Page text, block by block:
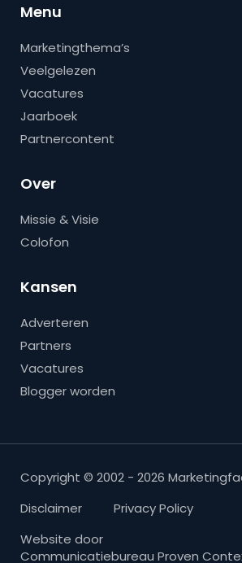
Menu
Marketingthema’s
Veelgelezen
Vacatures
Jaarboek
Partnercontent
Over
Missie & Visie
Colofon
Kansen
Adverteren
Partners
Vacatures
Blogger worden
Copyright © 2002 - 2026
Disclaimer
Privacy Policy
Website door
Communicatiebureau Proven